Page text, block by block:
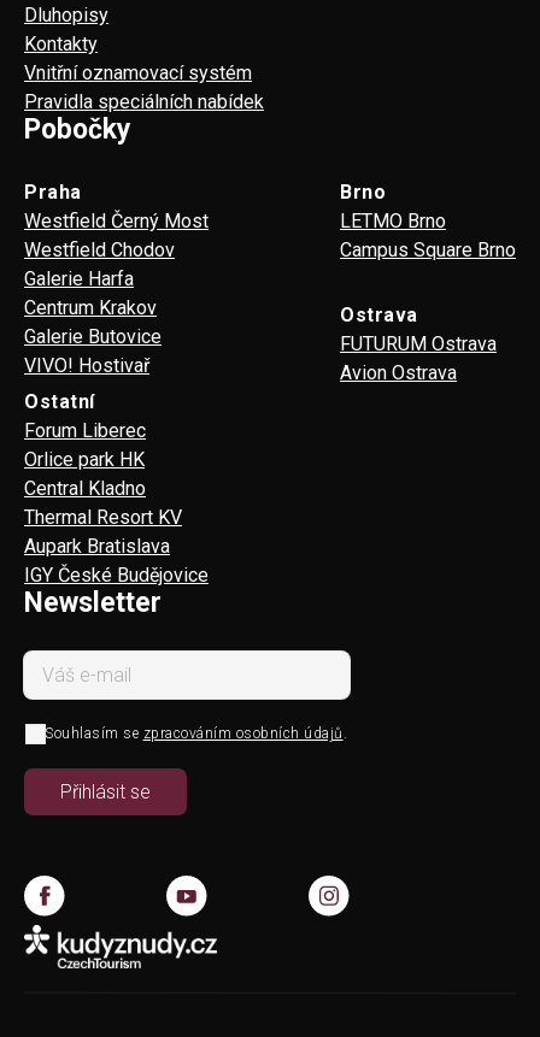
Dluhopisy
Kontakty
Vnitřní oznamovací systém
Pravidla speciálních nabídek
Pobočky
Praha
Westfield Černý Most
Westfield Chodov
Galerie Harfa
Centrum Krakov
Galerie Butovice
VIVO! Hostivař
Brno
LETMO Brno
Campus Square Brno
Ostrava
FUTURUM Ostrava
Avion Ostrava
Ostatní
Forum Liberec
Orlice park HK
Central Kladno
Thermal Resort KV
Aupark Bratislava
IGY České Budějovice
Newsletter
Souhlasím se zpracováním osobních údajů .